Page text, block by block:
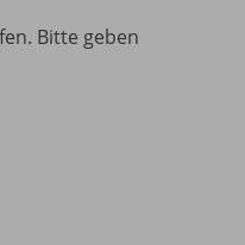
Bitte geben